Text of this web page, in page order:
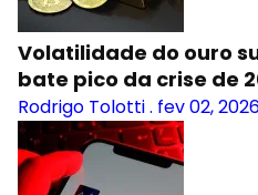
Volatilidade do ouro
bate pico da crise de
Rodrigo Tolotti. fev 02,